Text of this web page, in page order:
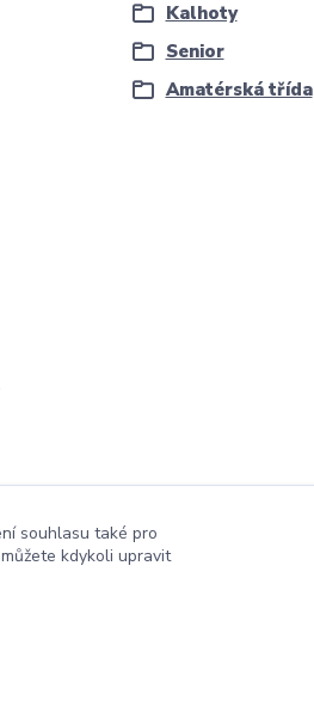
Kalhoty
Senior
Amatérská třída
souhlasu také pro
kdykoli upravit